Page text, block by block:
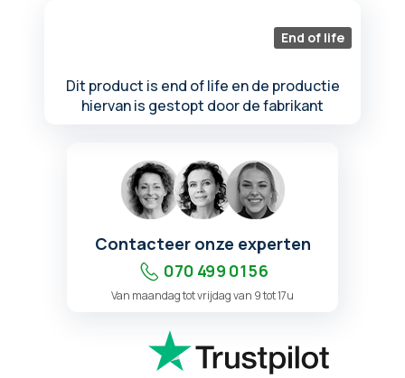
End of life
Dit product is end of life en de productie
hiervan is gestopt door de fabrikant
Contacteer onze experten
070 499 01 56
Van maandag tot vrijdag van 9 tot 17u